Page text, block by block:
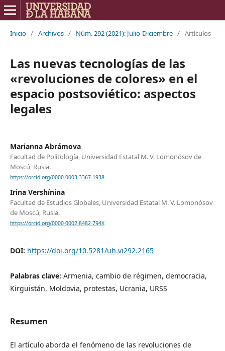
Inicio / Archivos / Núm. 292 (2021): Julio-Diciembre / Artículos
Las nuevas tecnologías de las
«revoluciones de colores» en el
espacio postsoviético: aspectos
legales
Marianna Abrámova
Facultad de Politología, Universidad Estatal M. V. Lomonósov de
Moscú, Rusia.
https://orcid.org/0000-0003-3367-1938
Irina Vershínina
Facultad de Estudios Globales, Universidad Estatal M. V. Lomonósov
de Moscú, Rusia.
https://orcid.org/0000-0002-8482-794X
DOI: https://doi.org/10.5281/uh.vi292.2165
Palabras clave: Armenia, cambio de régimen, democracia,
Kirguistán, Moldovia, protestas, Ucrania, URSS
Resumen
El artículo aborda el fenómeno de las revoluciones de